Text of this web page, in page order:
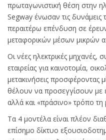
πρωταγωνιστική θέση στην
Segway ένωσαν τις
περαιτέρω επένδυση σε
μεταφορικών μέσων μικρών
Οι νέες ηλεκτρικές
εταιρείας για καινοτομία,
μετακινήσεις προσφέροντας
θέλουν να προσεγγίσουν με
αλλά και «πράσινο» τρόπο τη
Τα 4 μοντέλα είναι πλέον
επίσημο δίκτυο